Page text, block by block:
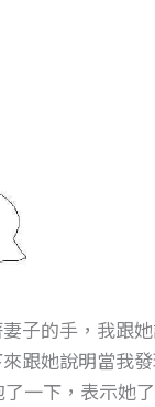
子的手，我跟
跟她說明當我
下，表示她